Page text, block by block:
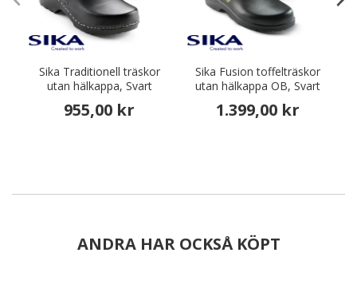
Sika Traditionell träskor
utan hälkappa, Svart
955,00 kr
Sika Fusion toffelträskor
utan hälkappa OB, Svart
1.399,00 kr
ANDRA HAR OCKSÅ KÖPT